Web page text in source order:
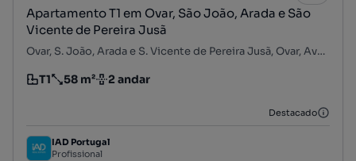
Apartamento T1 em Ovar, São João, Arada e São
Vicente de Pereira Jusã
Ovar, S. João, Arada e S. Vicente de Pereira Jusã, Ovar, Aveiro
Tipologia
T1
Preço por metro quadrado
58 m²
Andar 2 andar
Destacado
IAD Portugal
Profissional